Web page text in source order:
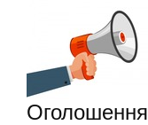
Оголошення